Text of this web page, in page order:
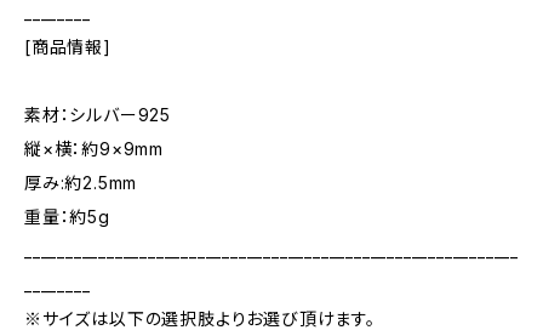
[商品情報]
素材：シルバー925
縦×横：約9×9mm
厚み:約2.5mm
重量：約5g
※サイズは以下の選択肢よりお選び頂けます。